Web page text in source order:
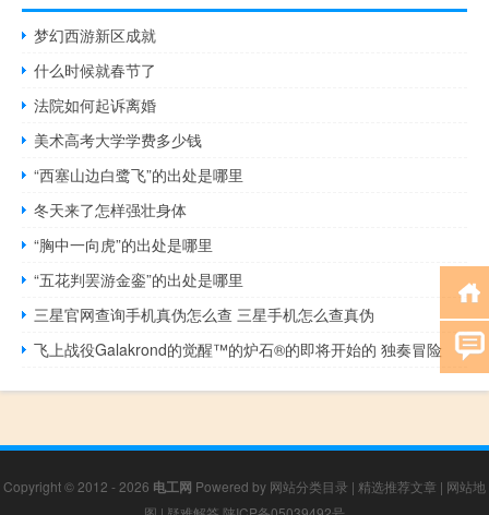
梦幻西游新区成就
什么时候就春节了
法院如何起诉离婚
美术高考大学学费多少钱
“西塞山边白鹭飞”的出处是哪里
冬天来了怎样强壮身体
“胸中一向虎”的出处是哪里
“五花判罢游金銮”的出处是哪里
三星官网查询手机真伪怎么查 三星手机怎么查真伪
飞上战役Galakrond的觉醒™的炉石®的即将开始的 独奏冒险
Copyright © 2012 - 2026 电工网 Powered by 网站分类目录 | 精选推荐文章 | 网站地